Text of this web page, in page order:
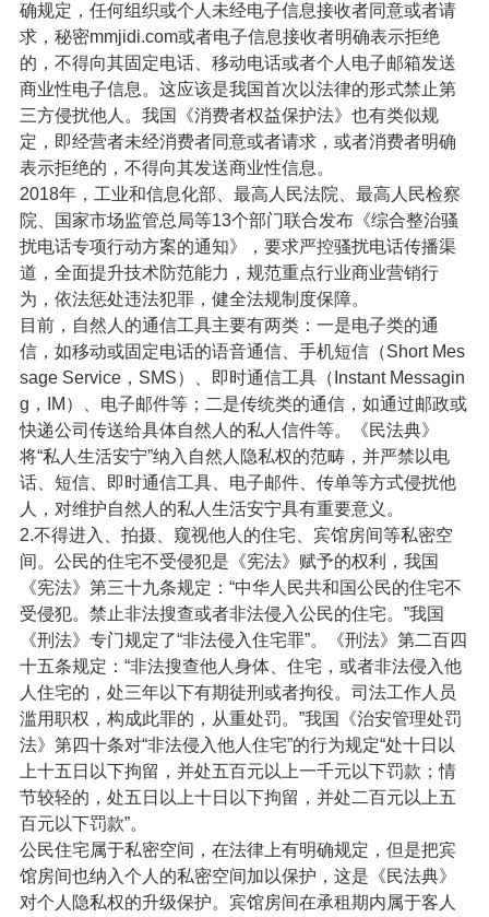
确规定，任何组织或个人未经电子信息接收者同意或者请
求，秘密mmjidi.com或者电子信息接收者明确表示拒绝
的，不得向其固定电话、移动电话或者个人电子邮箱发送
商业性电子信息。这应该是我国首次以法律的形式禁止第
三方侵扰他人。我国《消费者权益保护法》也有类似规
定，即经营者未经消费者同意或者请求，或者消费者明确
表示拒绝的，不得向其发送商业性信息。
2018年，工业和信息化部、最高人民法院、最高人民检察
院、国家市场监管总局等13个部门联合发布《综合整治骚
扰电话专项行动方案的通知》，要求严控骚扰电话传播渠
道，全面提升技术防范能力，规范重点行业商业营销行
为，依法惩处违法犯罪，健全法规制度保障。
目前，自然人的通信工具主要有两类：一是电子类的通
信，如移动或固定电话的语音通信、手机短信（Short Mes
sage Service，SMS）、即时通信工具（Instant Messagin
g，IM）、电子邮件等；二是传统类的通信，如通过邮政或
快递公司传送给具体自然人的私人信件等。《民法典》
将“私人生活安宁”纳入自然人隐私权的范畴，并严禁以电
话、短信、即时通信工具、电子邮件、传单等方式侵扰他
人，对维护自然人的私人生活安宁具有重要意义。
2.不得进入、拍摄、窥视他人的住宅、宾馆房间等私密空
间。公民的住宅不受侵犯是《宪法》赋予的权利，我国
《宪法》第三十九条规定：“中华人民共和国公民的住宅不
受侵犯。禁止非法搜查或者非法侵入公民的住宅。”我国
《刑法》专门规定了“非法侵入住宅罪”。《刑法》第二百四
十五条规定：“非法搜查他人身体、住宅，或者非法侵入他
人住宅的，处三年以下有期徒刑或者拘役。司法工作人员
滥用职权，构成此罪的，从重处罚。”我国《治安管理处罚
法》第四十条对“非法侵入他人住宅”的行为规定“处十日以
上十五日以下拘留，并处五百元以上一千元以下罚款；情
节较轻的，处五日以上十日以下拘留，并处二百元以上五
百元以下罚款”。
公民住宅属于私密空间，在法律上有明确规定，但是把宾
馆房间也纳入个人的私密空间加以保护，这是《民法典》
对个人隐私权的升级保护。宾馆房间在承租期内属于客人